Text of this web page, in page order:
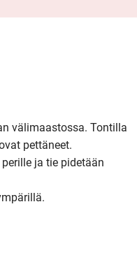
välimaastossa. Tontilla
pettäneet.
ja tie pidetään